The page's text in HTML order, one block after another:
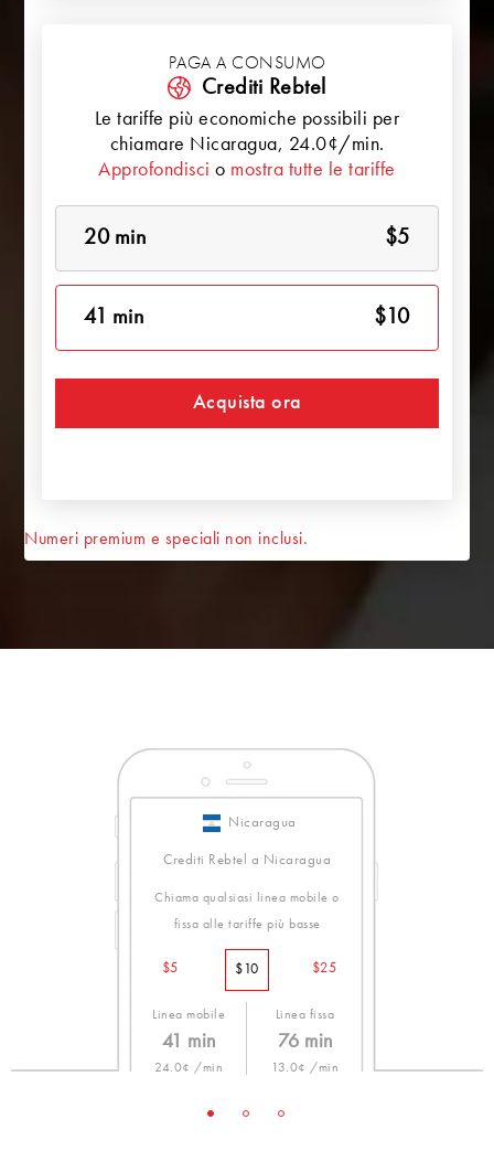
PAGA A CONSUMO
Crediti Rebtel
Le tariffe più economiche possibili per
chiamare Nicaragua, 24.0¢/min.
Approfondisci o mostra tutte le tariffe
20 min $5
41 min $10
Acquista ora
Numeri premium e speciali non inclusi.
Nicaragua
Crediti Rebtel a Nicaragua
Chiama qualsiasi linea mobile o
fissa alle tariffe più basse
$5 $10 $25
Linea mobile
41 min
24.0¢ /min
Linea fissa
76 min
13.0¢ /min